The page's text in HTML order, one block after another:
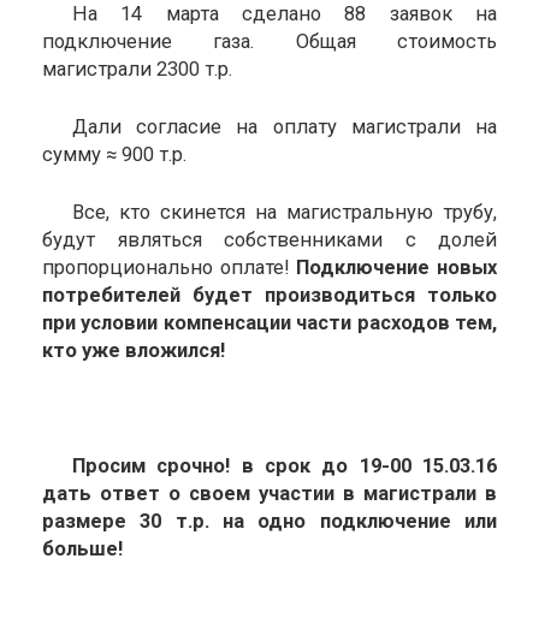
На 14 марта сделано 88 заявок на
подключение газа. Общая стоимость
магистрали 2300 т.р.
Дали согласие на оплату магистрали на
сумму ≈ 900 т.р.
Все, кто скинется на магистральную трубу,
будут являться собственниками с долей
пропорционально оплате! Подключение новых
потребителей будет производиться только
при условии компенсации части расходов тем,
кто уже вложился!
Просим срочно! в срок до 19-00 15.03.16
дать ответ о своем участии в магистрали в
размере 30 т.р. на одно подключение или
больше!